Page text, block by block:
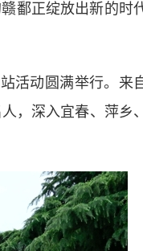
鄱正绽放出新的时
活动圆满举行。来
，深入宜春、萍乡